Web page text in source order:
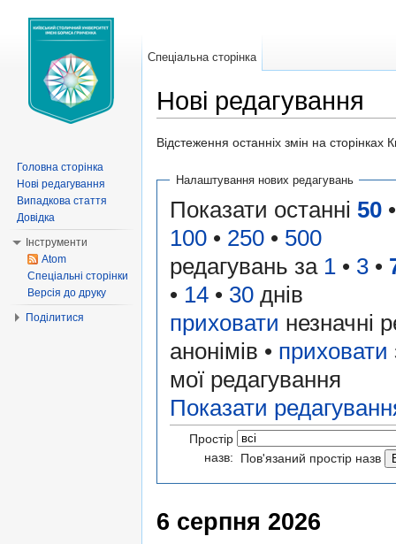
Нові редагування
Відстеження останніх змін на сторінках
Налаштування нових редагувань
Показати останні 50 •
100 • 250 • 500
редагувань за 1 • 3 •
• 14 • 30 днів
приховати незначні
анонімів • приховати
мої редагування
Показати
Простір
назв:
Пов'язаний простір назв
6 серпня 2026
Спеціальна сторінка
Головна сторінка
Нові редагування
Випадкова стаття
Довідка
Інструменти
Atom
Спеціальні сторінки
Версія до друку
Поділитися